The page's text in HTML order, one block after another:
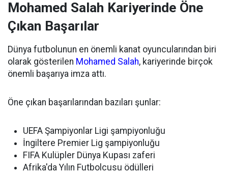
Mohamed Salah Kariyerinde Öne
Çıkan Başarılar
Dünya futbolunun en önemli kanat oyuncularından biri
olarak gösterilen Mohamed Salah, kariyerinde birçok
önemli başarıya imza attı.
Öne çıkan başarılarından bazıları şunlar:
UEFA Şampiyonlar Ligi şampiyonluğu
İngiltere Premier Lig şampiyonluğu
FIFA Kulüpler Dünya Kupası zaferi
Afrika'da Yılın Futbolcusu ödülleri